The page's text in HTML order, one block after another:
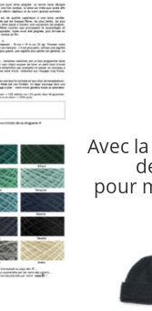
Avec
pour